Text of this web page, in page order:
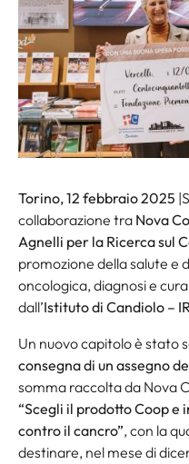
Torino, 12 febbraio 2025
collaborazione tra Nova
Agnelli per la Ricerca sul
promozione della salute e
oncologica, diagnosi e
dall’Istituto di Candiolo –
Un nuovo capitolo è stato
consegna di un assegno
somma raccolta da Nova
“Scegli il prodotto Coop e
contro il cancro”, con la
destinare, nel mese di